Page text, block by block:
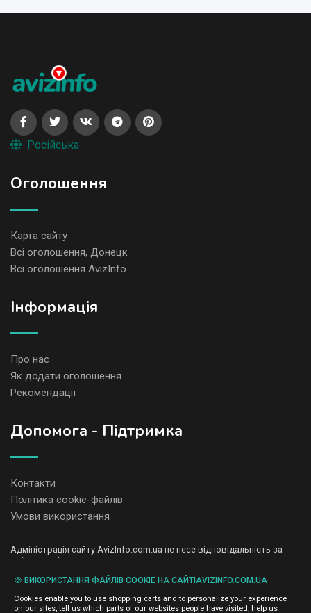
Російська
Оголошення
Карта сайту
Всі оголошення, Донецк
Всі оголошення AvizInfo
Iнформація
Про нас
Як додати оголошення
Рекомендації
Допомога - Підтримка
Контакти
Політика cookie-файлів
Умови використання
Адміністрація сайту AvizInfo.com.ua не несе відповідальність за
зміст розміщених оголошень.
і не продаємо особисту інформацію зареєстрованих користувачів
AvizInfo.com.ua третім особам. Ми не відповідаємо за правила
конфіденційності сайтів на які посилається AvizInfo.com.ua. На
🍪 ВИКОРИСТАННЯ ФАЙЛІВ COOKIE НА САЙТІAVIZINFO.COM.UA
Cookies enable you to use shopping carts and to personalize your experience
on our sites, tell us which parts of our websites people have visited, help us